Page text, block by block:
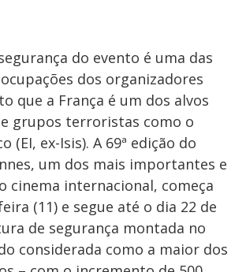
do evento é uma das
dos organizadores
que a França é um dos alvos
grupos terroristas como o
(EI, ex-Isis). A 69ª edição do
um dos mais importantes e
cinema internacional, começa
(11) e segue até o dia 22 de
de segurança montada no
considerada como a maior dos